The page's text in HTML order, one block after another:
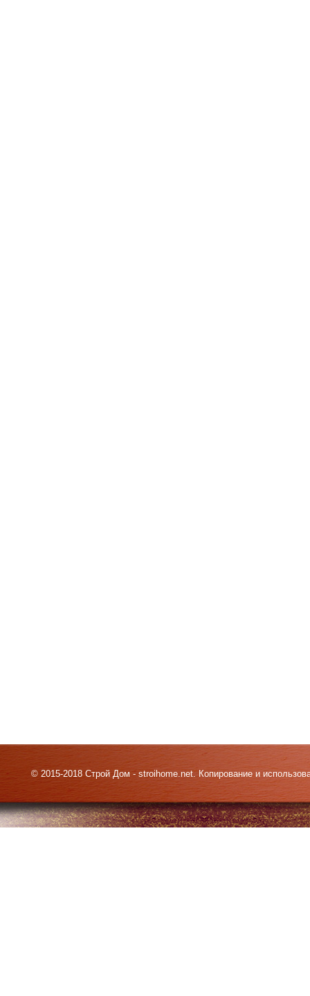
© 2015-2018 Строй Дом - stroihome.net. Копирование и